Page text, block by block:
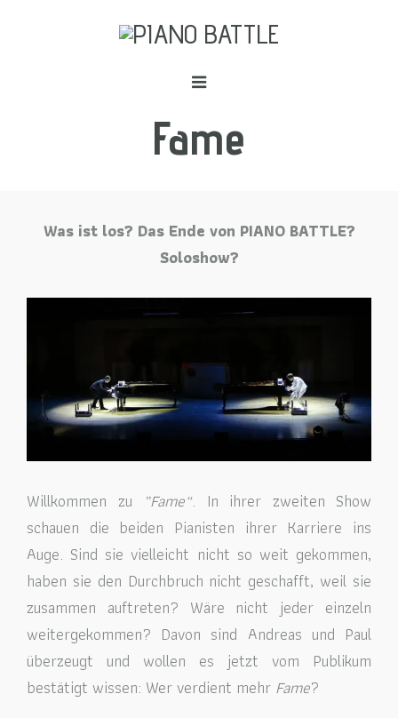
Fame
Was ist los? Das Ende von PIANO BATTLE?
Soloshow?
Willkommen zu „Fame“. In ihrer zweiten Show
schauen die beiden Pianisten ihrer Karriere ins
Auge. Sind sie vielleicht nicht so weit gekommen,
haben sie den Durchbruch nicht geschafft, weil sie
zusammen auftreten? Wäre nicht jeder einzeln
weitergekommen? Davon sind Andreas und Paul
überzeugt und wollen es jetzt vom Publikum
bestätigt wissen: Wer verdient mehr Fame?